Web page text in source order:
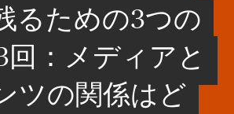
るための3つの
回：メディアと
ツの関係はど